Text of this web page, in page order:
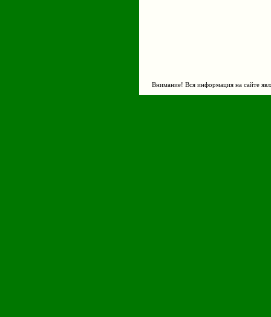
Внимание! Вся информация на сайте